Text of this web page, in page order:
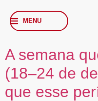
MENU
A semana
(18–24 de
que esse